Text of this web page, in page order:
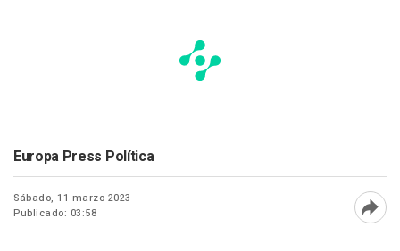
Europa Press Política
Sábado, 11 marzo 2023
Publicado: 03:58